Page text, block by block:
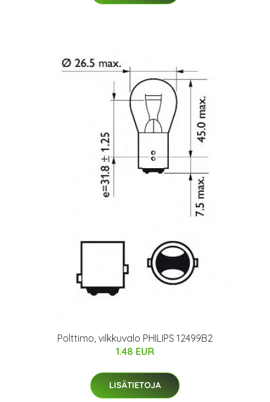
Polttimo, vilkkuvalo PHILIPS 12499B2
1.48 EUR
LISÄTIETOJA